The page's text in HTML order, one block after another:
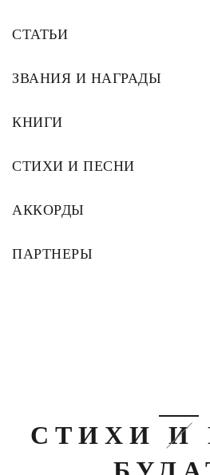
СТАТЬИ
ЗВАНИЯ И НАГРАДЫ
КНИГИ
СТИХИ И ПЕСНИ
АККОРДЫ
ПАРТНЕРЫ
СТИХИ И